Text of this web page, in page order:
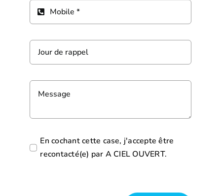
En cochant cette case, j'accepte être
recontacté(e) par A CIEL OUVERT.